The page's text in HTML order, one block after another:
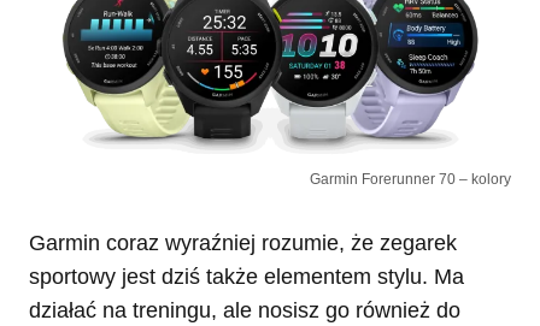
Garmin Forerunner 70 – kolory
Garmin coraz wyraźniej rozumie, że zegarek
sportowy jest dziś także elementem stylu. Ma
działać na treningu, ale nosisz go również do